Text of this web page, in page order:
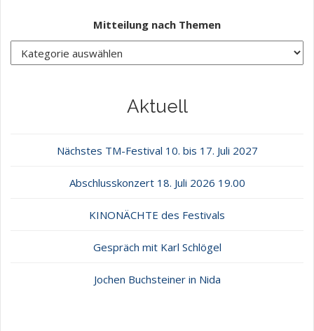
Mitteilung nach Themen
Aktuell
Nächstes TM-Festival 10. bis 17. Juli 2027
Abschlusskonzert 18. Juli 2026 19.00
KINONÄCHTE des Festivals
Gespräch mit Karl Schlögel
Jochen Buchsteiner in Nida